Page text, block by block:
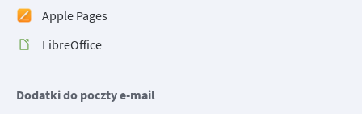
Apple Pages
LibreOffice
Dodatki do poczty e-mail